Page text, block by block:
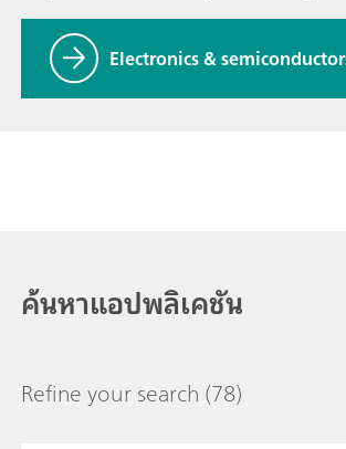
Electronics &
ค้นหาแอปพลิเคชัน
Refine your search (78)